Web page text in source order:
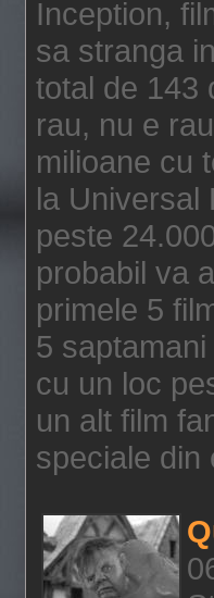
Inception,
sa stranga
total de 143
rau, nu e
milioane cu
la Universal
peste
probabil va
primele 5
5
cu un loc
un alt film
speciale din